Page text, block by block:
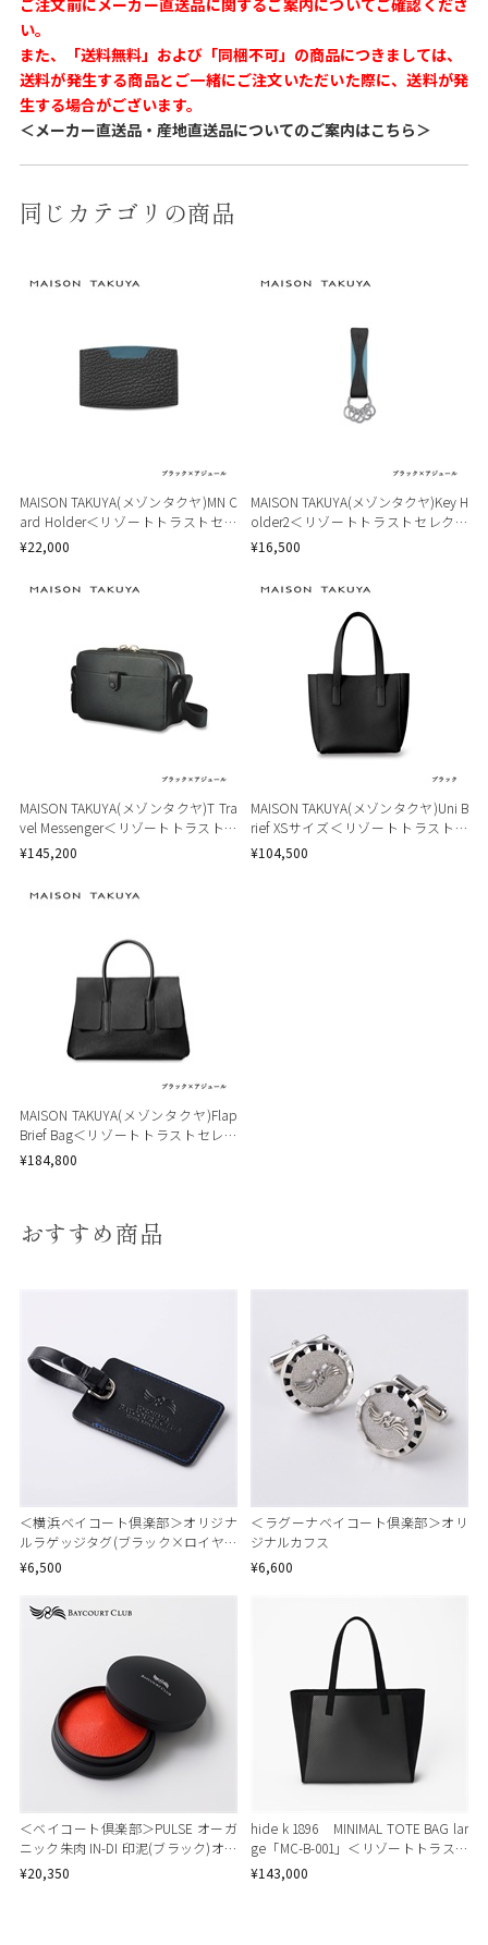
ご注文前にメーカー直送品に関するご案内についてご確認くださ
い。
また、「送料無料」および「同梱不可」の商品につきましては、
送料が発生する商品とご一緒にご注文いただいた際に、送料が発
生する場合がございます。
＜メーカー直送品・産地直送品についてのご案内はこちら＞
同じカテゴリの商品
MAISON TAKUYA(メゾンタクヤ)MN C
ard Holder＜リゾートトラストセレ
クション＞
¥22,000
MAISON TAKUYA(メゾンタクヤ)Key H
older2＜リゾートトラストセレクシ
ョン＞
¥16,500
MAISON TAKUYA(メゾンタクヤ)T Tra
vel Messenger＜リゾートトラストセ
レクション＞
¥145,200
MAISON TAKUYA(メゾンタクヤ)Uni B
rief XSサイズ＜リゾートトラストセ
レクション＞
¥104,500
MAISON TAKUYA(メゾンタクヤ)Flap
Brief Bag＜リゾートトラストセレク
ション＞
¥184,800
おすすめ商品
＜横浜ベイコート倶楽部＞オリジナ
ルラゲッジタグ(ブラック×ロイヤル
ブルー)
¥6,500
＜ラグーナベイコート倶楽部＞オリ
ジナルカフス
¥6,600
＜ベイコート倶楽部＞PULSE オーガ
ニック朱肉 IN-DI 印泥(ブラック)オリ
ジナルロゴ入り【オンラインショッ
プ限定】
¥20,350
hide k 1896 MINIMAL TOTE BAG lar
ge「MC-B-001」＜リゾートトラスト
セレクション＞
¥143,000